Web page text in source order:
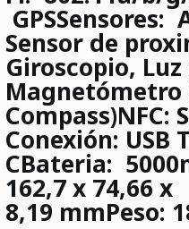
GPSSensores:
Sensor de
Giroscopio,
Magnetómetro
Compass)NFC:
Conexión: USB
CBateria:
162,7 x 74,66 x
8,19 mmPeso: